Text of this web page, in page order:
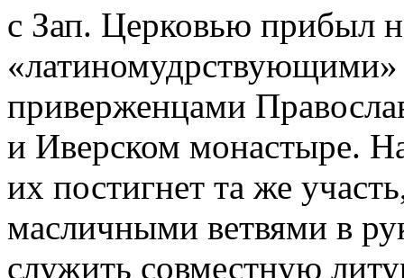
с Зап. Церковью прибыл
«латиномудрствующими»
приверженцами
и Иверском монастыре.
их постигнет та же
масличными ветвями в
служить совместную